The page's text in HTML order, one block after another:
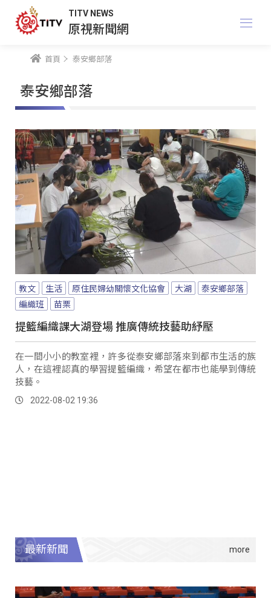
TITV NEWS
原視新聞網
首頁 泰安鄉部落
泰安鄉部落
教文 生活 原住民婦幼關懷文化協會 大湖
泰安鄉部落
編織班
苗栗
提籃編織課大湖登場 推廣傳統技藝助紓壓
在一間小小的教室裡，許多從泰安鄉部落來到都市生活的族
人，在這裡認真的學習提籃編織，希望在都市也能學到傳統
技藝。
2022-08-02 19:36
最新新聞